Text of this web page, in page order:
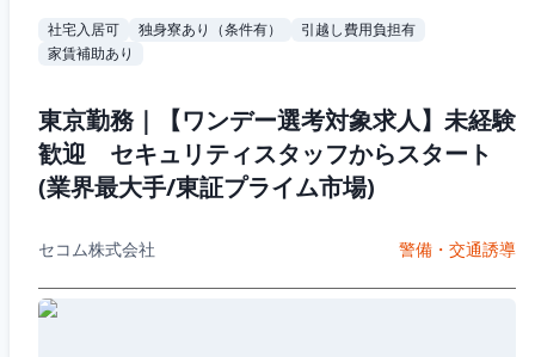
社宅入居可 独身寮あり（条件有）
引越し費用負担有
家賃補助あり
東京勤務｜【ワンデー選考対象求人】未経験
歓迎 セキュリティスタッフからスタート
(業界最大手/東証プライム市場)
セコム株式会社 警備・交通誘導